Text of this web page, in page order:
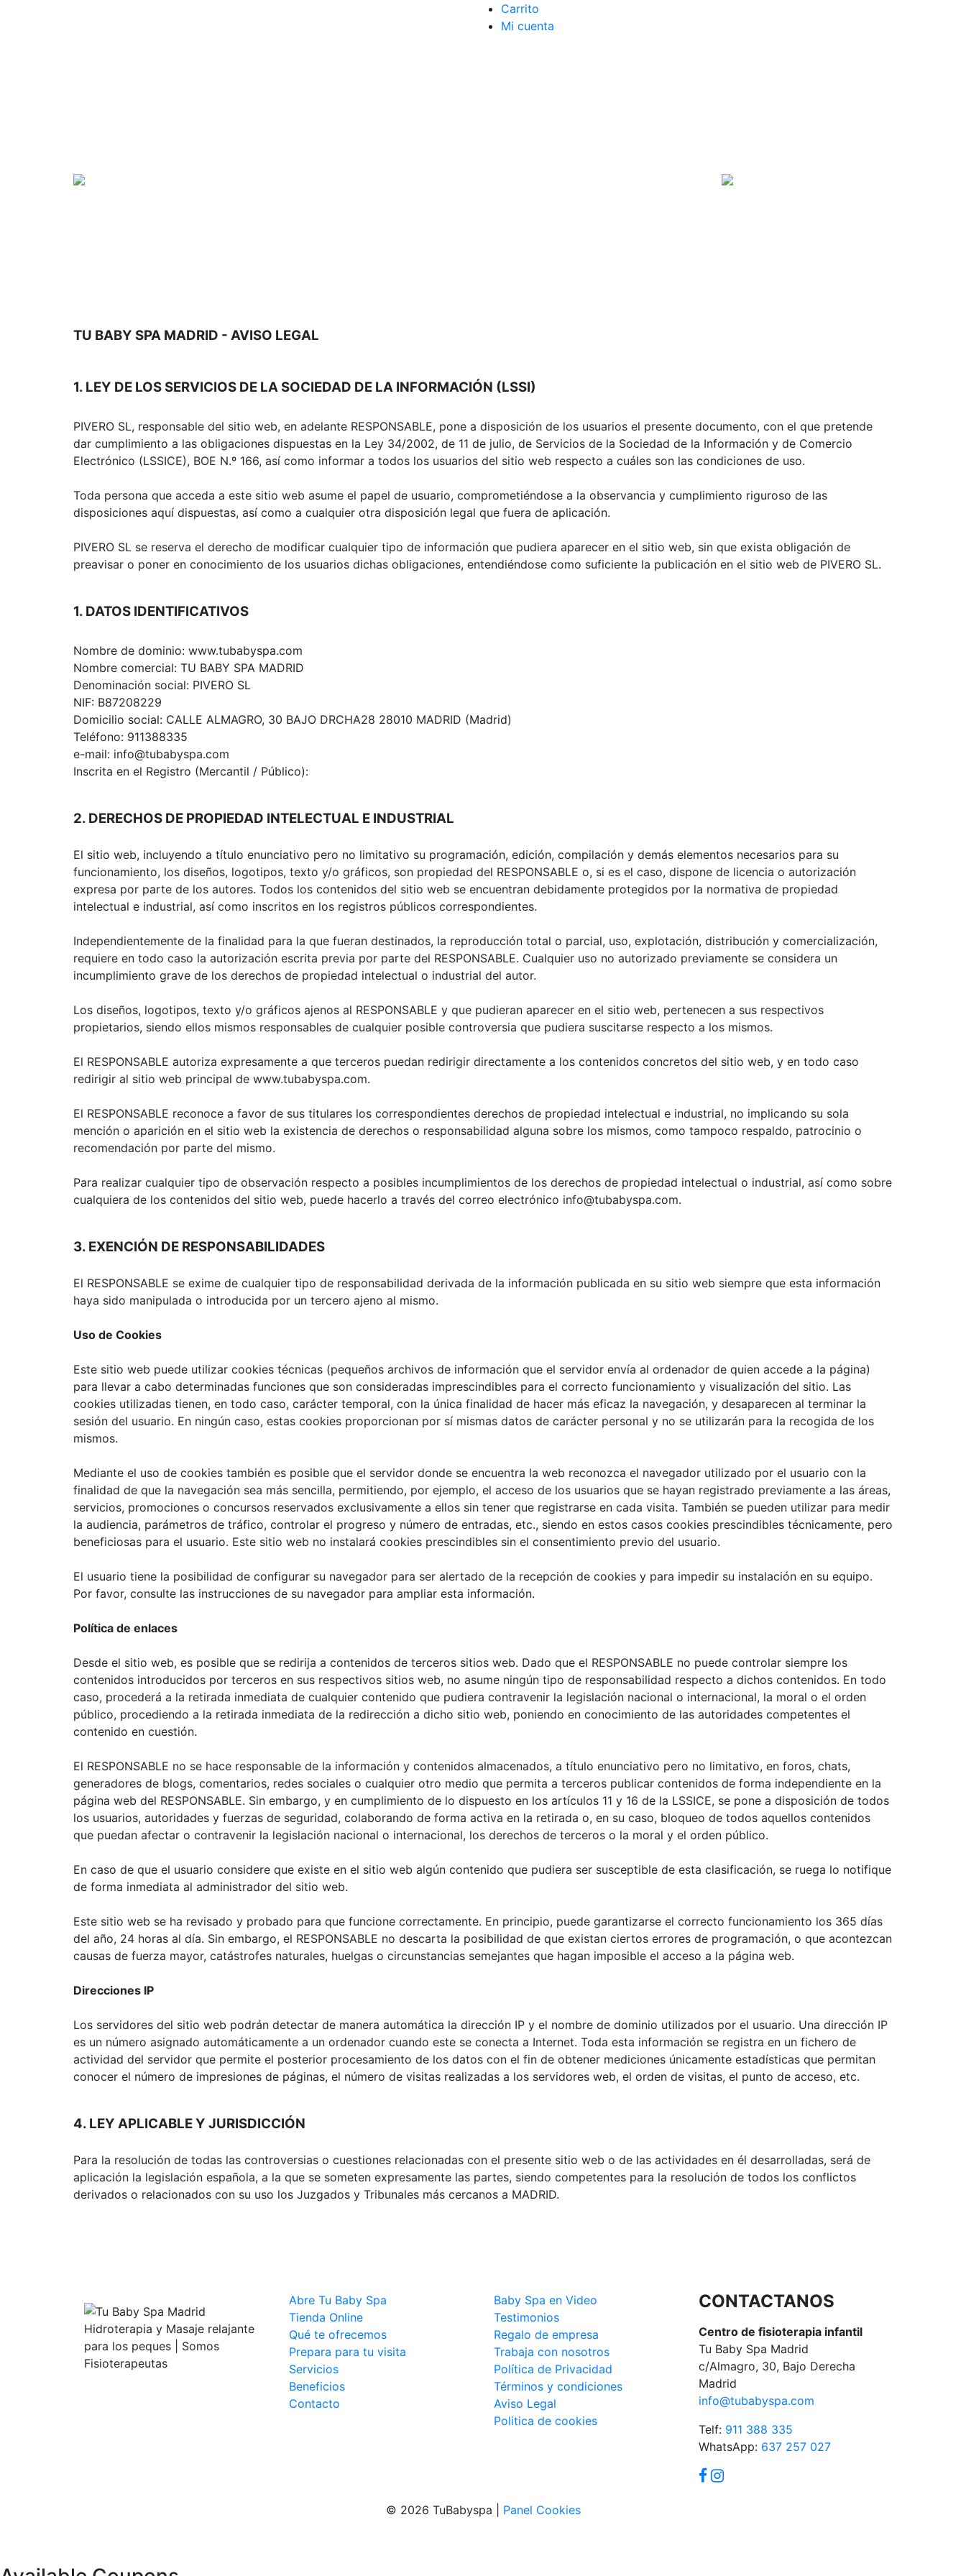
Carrito
Mi cuenta
TU BABY SPA MADRID - AVISO LEGAL
1. LEY DE LOS SERVICIOS DE LA SOCIEDAD DE LA INFORMACIÓN (LSSI)
PIVERO SL, responsable del sitio web, en adelante RESPONSABLE, pone a disposición de los usuarios el presente documento, con el que pretende
dar cumplimiento a las obligaciones dispuestas en la Ley 34/2002, de 11 de julio, de Servicios de la Sociedad de la Información y de Comercio
Electrónico (LSSICE), BOE N.º 166, así como informar a todos los usuarios del sitio web respecto a cuáles son las condiciones de uso.
Toda persona que acceda a este sitio web asume el papel de usuario, comprometiéndose a la observancia y cumplimiento riguroso de las
disposiciones aquí dispuestas, así como a cualquier otra disposición legal que fuera de aplicación.
PIVERO SL se reserva el derecho de modificar cualquier tipo de información que pudiera aparecer en el sitio web, sin que exista obligación de
preavisar o poner en conocimiento de los usuarios dichas obligaciones, entendiéndose como suficiente la publicación en el sitio web de PIVERO SL.
1. DATOS IDENTIFICATIVOS
Nombre de dominio: www.tubabyspa.com
Nombre comercial: TU BABY SPA MADRID
Denominación social: PIVERO SL
NIF: B87208229
Domicilio social: CALLE ALMAGRO, 30 BAJO DRCHA28 28010 MADRID (Madrid)
Teléfono: 911388335
e-mail: info@tubabyspa.com
Inscrita en el Registro (Mercantil / Público):
2. DERECHOS DE PROPIEDAD INTELECTUAL E INDUSTRIAL
El sitio web, incluyendo a título enunciativo pero no limitativo su programación, edición, compilación y demás elementos necesarios para su
funcionamiento, los diseños, logotipos, texto y/o gráficos, son propiedad del RESPONSABLE o, si es el caso, dispone de licencia o autorización
expresa por parte de los autores. Todos los contenidos del sitio web se encuentran debidamente protegidos por la normativa de propiedad
intelectual e industrial, así como inscritos en los registros públicos correspondientes.
Independientemente de la finalidad para la que fueran destinados, la reproducción total o parcial, uso, explotación, distribución y comercialización,
requiere en todo caso la autorización escrita previa por parte del RESPONSABLE. Cualquier uso no autorizado previamente se considera un
incumplimiento grave de los derechos de propiedad intelectual o industrial del autor.
Los diseños, logotipos, texto y/o gráficos ajenos al RESPONSABLE y que pudieran aparecer en el sitio web, pertenecen a sus respectivos
propietarios, siendo ellos mismos responsables de cualquier posible controversia que pudiera suscitarse respecto a los mismos.
El RESPONSABLE autoriza expresamente a que terceros puedan redirigir directamente a los contenidos concretos del sitio web, y en todo caso
redirigir al sitio web principal de www.tubabyspa.com.
El RESPONSABLE reconoce a favor de sus titulares los correspondientes derechos de propiedad intelectual e industrial, no implicando su sola
mención o aparición en el sitio web la existencia de derechos o responsabilidad alguna sobre los mismos, como tampoco respaldo, patrocinio o
recomendación por parte del mismo.
Para realizar cualquier tipo de observación respecto a posibles incumplimientos de los derechos de propiedad intelectual o industrial, así como sobre
cualquiera de los contenidos del sitio web, puede hacerlo a través del correo electrónico info@tubabyspa.com.
3. EXENCIÓN DE RESPONSABILIDADES
El RESPONSABLE se exime de cualquier tipo de responsabilidad derivada de la información publicada en su sitio web siempre que esta información
haya sido manipulada o introducida por un tercero ajeno al mismo.
Uso de Cookies
Este sitio web puede utilizar cookies técnicas (pequeños archivos de información que el servidor envía al ordenador de quien accede a la página)
para llevar a cabo determinadas funciones que son consideradas imprescindibles para el correcto funcionamiento y visualización del sitio. Las
cookies utilizadas tienen, en todo caso, carácter temporal, con la única finalidad de hacer más eficaz la navegación, y desaparecen al terminar la
sesión del usuario. En ningún caso, estas cookies proporcionan por sí mismas datos de carácter personal y no se utilizarán para la recogida de los
mismos.
Mediante el uso de cookies también es posible que el servidor donde se encuentra la web reconozca el navegador utilizado por el usuario con la
finalidad de que la navegación sea más sencilla, permitiendo, por ejemplo, el acceso de los usuarios que se hayan registrado previamente a las áreas,
servicios, promociones o concursos reservados exclusivamente a ellos sin tener que registrarse en cada visita. También se pueden utilizar para medir
la audiencia, parámetros de tráfico, controlar el progreso y número de entradas, etc., siendo en estos casos cookies prescindibles técnicamente, pero
beneficiosas para el usuario. Este sitio web no instalará cookies prescindibles sin el consentimiento previo del usuario.
El usuario tiene la posibilidad de configurar su navegador para ser alertado de la recepción de cookies y para impedir su instalación en su equipo.
Por favor, consulte las instrucciones de su navegador para ampliar esta información.
Política de enlaces
Desde el sitio web, es posible que se redirija a contenidos de terceros sitios web. Dado que el RESPONSABLE no puede controlar siempre los
contenidos introducidos por terceros en sus respectivos sitios web, no asume ningún tipo de responsabilidad respecto a dichos contenidos. En todo
caso, procederá a la retirada inmediata de cualquier contenido que pudiera contravenir la legislación nacional o internacional, la moral o el orden
público, procediendo a la retirada inmediata de la redirección a dicho sitio web, poniendo en conocimiento de las autoridades competentes el
contenido en cuestión.
El RESPONSABLE no se hace responsable de la información y contenidos almacenados, a título enunciativo pero no limitativo, en foros, chats,
generadores de blogs, comentarios, redes sociales o cualquier otro medio que permita a terceros publicar contenidos de forma independiente en la
página web del RESPONSABLE. Sin embargo, y en cumplimiento de lo dispuesto en los artículos 11 y 16 de la LSSICE, se pone a disposición de todos
los usuarios, autoridades y fuerzas de seguridad, colaborando de forma activa en la retirada o, en su caso, bloqueo de todos aquellos contenidos
que puedan afectar o contravenir la legislación nacional o internacional, los derechos de terceros o la moral y el orden público.
En caso de que el usuario considere que existe en el sitio web algún contenido que pudiera ser susceptible de esta clasificación, se ruega lo notifique
de forma inmediata al administrador del sitio web.
Este sitio web se ha revisado y probado para que funcione correctamente. En principio, puede garantizarse el correcto funcionamiento los 365 días
del año, 24 horas al día. Sin embargo, el RESPONSABLE no descarta la posibilidad de que existan ciertos errores de programación, o que acontezcan
causas de fuerza mayor, catástrofes naturales, huelgas o circunstancias semejantes que hagan imposible el acceso a la página web.
Direcciones IP
Los servidores del sitio web podrán detectar de manera automática la dirección IP y el nombre de dominio utilizados por el usuario. Una dirección IP
es un número asignado automáticamente a un ordenador cuando este se conecta a Internet. Toda esta información se registra en un fichero de
actividad del servidor que permite el posterior procesamiento de los datos con el fin de obtener mediciones únicamente estadísticas que permitan
conocer el número de impresiones de páginas, el número de visitas realizadas a los servidores web, el orden de visitas, el punto de acceso, etc.
4. LEY APLICABLE Y JURISDICCIÓN
Para la resolución de todas las controversias o cuestiones relacionadas con el presente sitio web o de las actividades en él desarrolladas, será de
aplicación la legislación española, a la que se someten expresamente las partes, siendo competentes para la resolución de todos los conflictos
derivados o relacionados con su uso los Juzgados y Tribunales más cercanos a MADRID.
Abre Tu Baby Spa
Tienda Online
Qué te ofrecemos
Prepara para tu visita
Servicios
Beneficios
Contacto
Baby Spa en Video
Testimonios
Regalo de empresa
Trabaja con nosotros
Política de Privacidad
Términos y condiciones
Aviso Legal
Politica de cookies
CONTACTANOS
Centro de fisioterapia infantil
Tu Baby Spa Madrid
c/Almagro, 30, Bajo Derecha
Madrid
info@tubabyspa.com
Telf: 911 388 335
WhatsApp: 637 257 027
© 2026 TuBabyspa | Panel Cookies